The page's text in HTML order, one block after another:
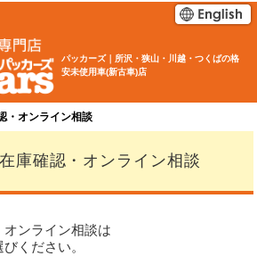
パッカーズ｜所沢・狭山・川越・つくばの格
安未使用車(新古車)店
・オンライン相談
庫確認・オンライン相談
ンライン相談は
ください。